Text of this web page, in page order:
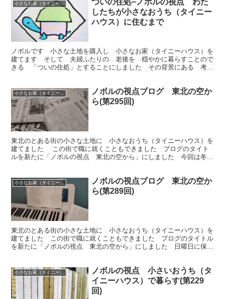
小さなお家（タイニーハウス）で暮らす
ついの住処−ノボルの視点 わた
したちが小さなおうち（タイニー
ハウス）に住むまで
ノボルです 小さな土地を購入し 小さなお家（タイニーハウス）を
建てます そして 夫婦ふたりの 老後を 穏やかに暮らすことので
きる 「ついの住処」とすることにしました その背景にある 考え
小さなお家（タイニーハウス）で暮らす
ノボルの視点ブログ 東北の空か
ら(第295回)
東北のとある街の小さな土地に 小さなおうち（タイニーハウス）を
建てました この街で職に就くこともできました ブログのタイト
ルを新たに「ノボルの視点 東北の空から」にしました 今回は冬を
小さなお家（タイニーハウス）で暮らす
ノボルの視点ブログ 東北の空か
ら(第289回)
東北のとある街の小さな土地に 小さなおうち（タイニーハウス）を
建てました この街で職に就くこともできました ブログのタイトル
を新たに「ノボルの視点 東北の空から」にしました 日曜日に保育
小さなお家（タイニーハウス）で暮らす
ノボルの視点 小さいおうち（タ
イニーハウス）で暮らす(第229
回)